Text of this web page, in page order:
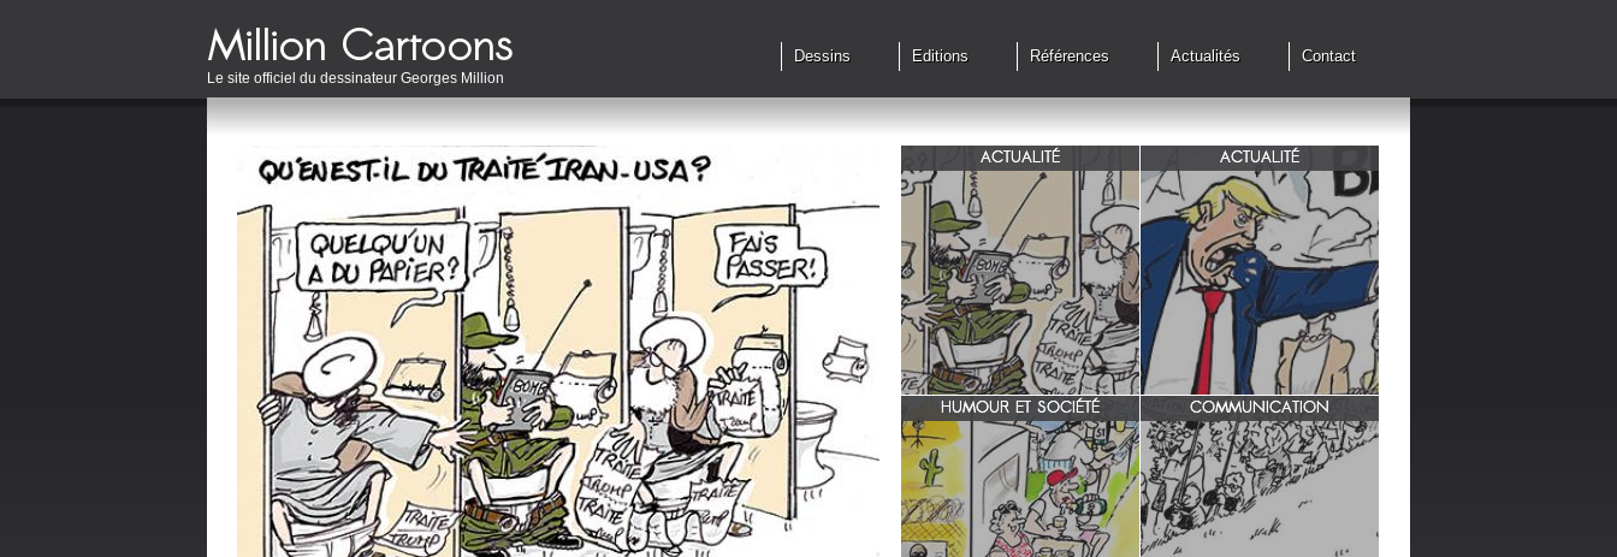
Le site officiel du dessinateur Georges Million
Dessins Editions Références Actualités Contact
ACTUALITÉ
Qu'en est il des accords de cessez
le feu?
ACTUALITÉ
G7 à Evian, Trump, une fois de
plus ,s'en prend aux européens.
HUMOUR ET SOCIÉTÉ
zone 51
COMMUNICATION
INRA/ Rotation des terres.